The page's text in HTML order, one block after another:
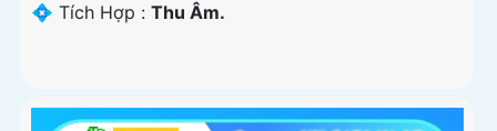
️💠 Tích Hợp : Thu Âm.